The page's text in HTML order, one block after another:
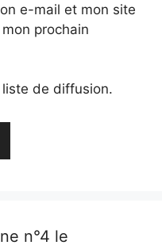
e-mail et mon site
prochain
de diffusion.
n°4 le